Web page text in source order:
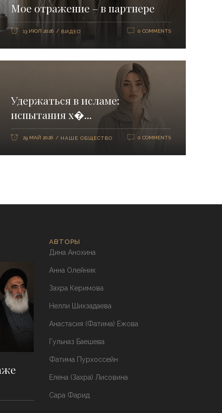
Мое отражение – в партнере
13 ИЮЛ 2026 ВИДЕО 0 COMMENTS
Удержаться в исламе:
испытания х�...
29 МАЙ 2026 НАШЕ ОБЩЕСТВО 0 COMMENTS
АВТОРЫ
Дина Анохина
Анна Олейник
Захра Керимова
Нелли Шихзадаева
Анастасия (Фатима) Ежова
Гульназ Баешева
Фатима Пурхоссейн
Елена (Захра) Лисовина
Сара Фарид